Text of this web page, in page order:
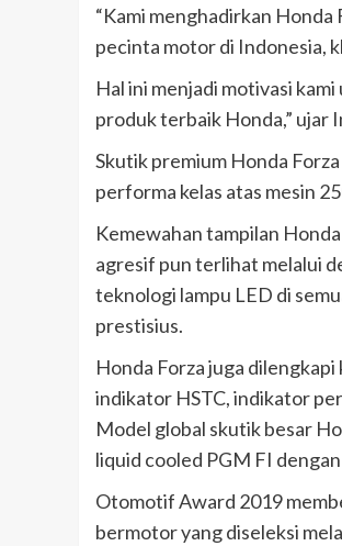
“Kami menghadirkan
pecinta motor di Indonesia,
Hal ini menjadi motivasi
produk terbaik Honda,” ujar
Skutik premium Honda
performa kelas atas mesin
Kemewahan tampilan
agresif pun terlihat melalui
teknologi lampu LED di
prestisius.
Honda Forza juga
indikator HSTC, indikator
Model global skutik besar
liquid cooled PGM FI
Otomotif Award 2019
bermotor yang diseleksi